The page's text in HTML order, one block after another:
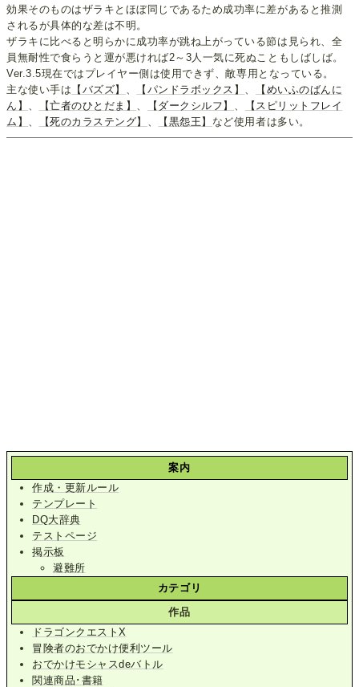
効果そのものはザラキとほぼ同じであるため成功率に差があると推測
されるが具体的な差は不明。
ザラキに比べると明らかに成功率が跳ね上がっている節は見られ、全
員無耐性で食らうと運が悪ければ2～3人一気に死ぬこともしばしば。
Ver.3.5現在ではプレイヤー側は使用できず、敵専用となっている。
主な使い手は 【バズズ】 【パンドラボックス】
【めいふのばんに
ん】
【亡者のひとだま】 【ダークシルフ】
【スピリットフレイ
ム】
【死のカラステング】 【黒怨王】 など使用者は多い。
案内
作成・更新ルール
テンプレート
DQ大辞典
テストページ
掲示板
避難所
カテゴリ
作品
ドラゴンクエストX
冒険者のおでかけ便利ツール
おでかけモシャスdeバトル
関連商品･書籍